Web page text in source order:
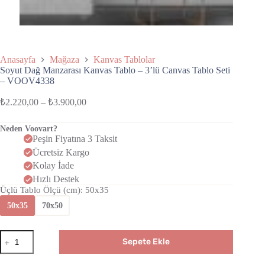
Anasayfa Mağaza
Kanvas Tablolar
Soyut Dağ Manzarası Kanvas Tablo – 3’lü Canvas Tablo Seti
– VOOV4338
₺2.220,00 – ₺3.900,00
Neden Voovart?
Peşin Fiyatına 3 Taksit
Ücretsiz Kargo
Kolay İade
Hızlı Destek
Üçlü Tablo Ölçü (cm): 50x35
50x35 70x50
Sepete Ekle